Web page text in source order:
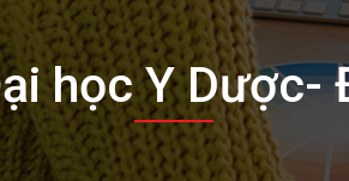
học Y Dược-